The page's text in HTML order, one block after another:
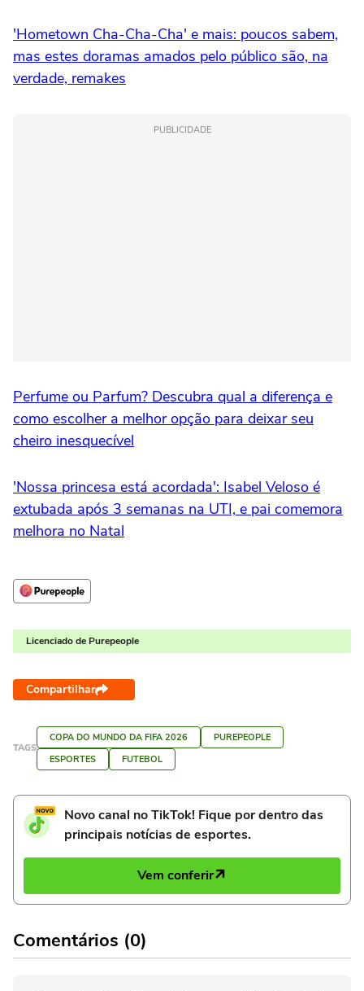
'Hometown Cha-Cha-Cha' e mais: poucos sabem,
mas estes doramas amados pelo público são, na
verdade, remakes
PUBLICIDADE
Perfume ou Parfum? Descubra qual a diferença e
como escolher a melhor opção para deixar seu
cheiro inesquecível
'Nossa princesa está acordada': Isabel Veloso é
extubada após 3 semanas na UTI, e pai comemora
melhora no Natal
Licenciado de Purepeople
Compartilhar
TAGS
COPA DO MUNDO DA FIFA 2026
PUREPEOPLE
ESPORTES
FUTEBOL
Novo canal no TikTok! Fique por dentro das
principais notícias de esportes.
Vem conferir
Comentários (0)